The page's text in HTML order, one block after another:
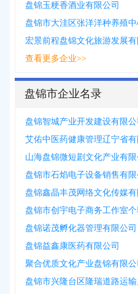
盘锦玉粳香酒业有限公司
盘锦市大洼区张洋洋种养殖
宏景前程盘锦文化旅游发展有
查看更多企业>>
盘锦市企业名录
盘锦智城产业开发建设有限公
艾佑中医药健康管理辽宁省有
山海盘锦微短剧文化产业有限
盘锦市石焰电子设备销售有限
盘锦鑫晶丰茂网络文化传媒有
盘锦市创宇电子商务工作室个
盘锦诺茂孵化器管理有限公司
盘锦益鑫康医药有限公司
聚合优质文化产业盘锦有限公
盘锦市兴隆台区隆瑞道路运